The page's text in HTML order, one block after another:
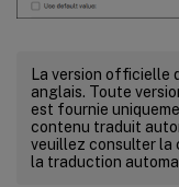
La version officielle
anglais. Toute
est fournie
contenu traduit
veuillez consulter la
la traduction